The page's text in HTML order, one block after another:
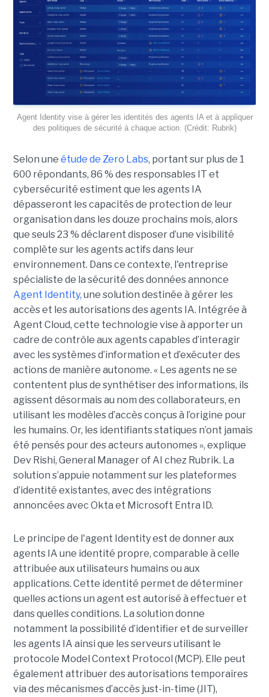
Agent Identity vise à gérer les identités des agents IA et à appliquer
des politiques de sécurité à chaque action. (Crédit: Rubrik)
Selon une étude de Zero Labs, portant sur plus de 1
600 répondants, 86 % des responsables IT et
cybersécurité estiment que les agents IA
dépasseront les capacités de protection de leur
organisation dans les douze prochains mois, alors
que seuls 23 % déclarent disposer d’une visibilité
complète sur les agents actifs dans leur
environnement. Dans ce contexte, l'entreprise
spécialiste de la sécurité des données annonce
Agent Identity, une solution destinée à gérer les
accès et les autorisations des agents IA. Intégrée à
Agent Cloud, cette technologie vise à apporter un
cadre de contrôle aux agents capables d’interagir
avec les systèmes d’information et d’exécuter des
actions de manière autonome. « Les agents ne se
contentent plus de synthétiser des informations, ils
agissent désormais au nom des collaborateurs, en
utilisant les modèles d’accès conçus à l’origine pour
les humains. Or, les identifiants statiques n’ont jamais
été pensés pour des acteurs autonomes », explique
Dev Rishi, General Manager of AI chez Rubrik. La
solution s’appuie notamment sur les plateformes
d’identité existantes, avec des intégrations
annoncées avec Okta et Microsoft Entra ID.
Le principe de l'agent Identity est de donner aux
agents IA une identité propre, comparable à celle
attribuée aux utilisateurs humains ou aux
applications. Cette identité permet de déterminer
quelles actions un agent est autorisé à effectuer et
dans quelles conditions. La solution donne
notamment la possibilité d’identifier et de surveiller
les agents IA ainsi que les serveurs utilisant le
protocole Model Context Protocol (MCP). Elle peut
également attribuer des autorisations temporaires
via des mécanismes d’accès just-in-time (JIT),